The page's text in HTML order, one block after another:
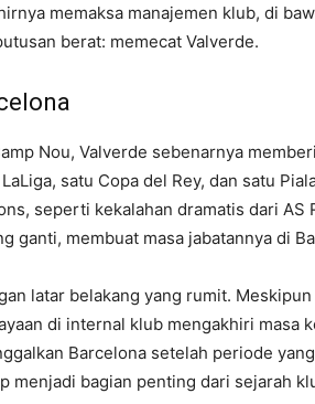
memaksa manajemen klub, di
berat: memecat Valverde.
Nou, Valverde sebenarnya
satu Copa del Rey, dan satu
seperti kekalahan dramatis dari AS
ganti, membuat masa jabatannya di
latar belakang yang rumit.
di internal klub mengakhiri masa
Barcelona setelah periode
menjadi bagian penting dari sejarah